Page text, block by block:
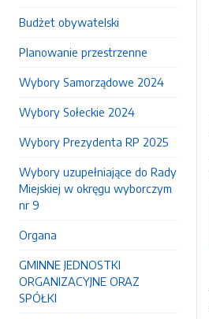
Budżet obywatelski
Planowanie przestrzenne
Wybory Samorządowe 2024
Wybory Sołeckie 2024
Wybory Prezydenta RP 2025
Wybory uzupełniające do Rady
Miejskiej w okręgu wyborczym
nr 9
Organa
GMINNE JEDNOSTKI
ORGANIZACYJNE ORAZ
SPÓŁKI